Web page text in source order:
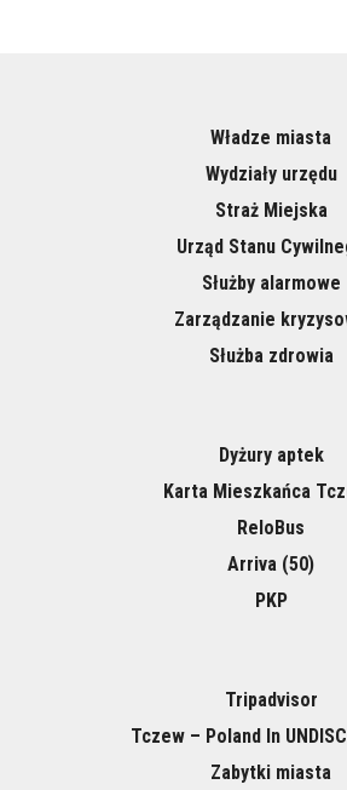
Władze miasta
Wydziały urzędu
Straż Miejska
Urząd Stanu
Służby alarmowe
Zarządzanie
Służba zdrowia
Dyżury aptek
Karta Mieszkańca
ReloBus
Arriva (50)
PKP
Tripadvisor
Tczew – Poland In
Zabytki miasta